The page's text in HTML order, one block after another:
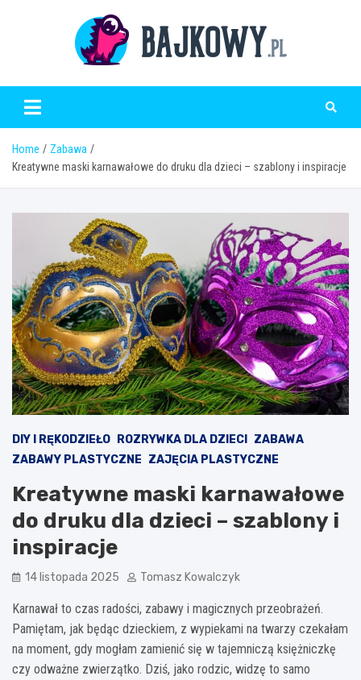
Bajkowy.pl
Home
Zabawa
Kreatywne maski karnawałowe do druku dla dzieci – szablony i inspiracje
DIY I RĘKODZIEŁO ROZRYWKA DLA DZIECI
ZABAWA
ZABAWY PLASTYCZNE ZAJĘCIA PLASTYCZNE
Kreatywne maski karnawałowe
do druku dla dzieci – szablony i
inspiracje
14 listopada 2025 Tomasz Kowalczyk
Karnawał to czas radości, zabawy i magicznych przeobrażeń.
Pamiętam, jak będąc dzieckiem, z wypiekami na twarzy czekałam
na moment, gdy mogłam zamienić się w tajemniczą księżniczkę
czy odważne zwierzątko. Dziś, jako rodzic, widzę to samo